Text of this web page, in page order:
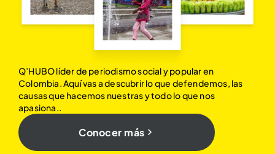
Q’HUBO líder de periodismo social y popular en
Colombia. Aquí vas a descubrir lo que defendemos, las
causas que hacemos nuestras y todo lo que nos
apasiona..
Conocer más